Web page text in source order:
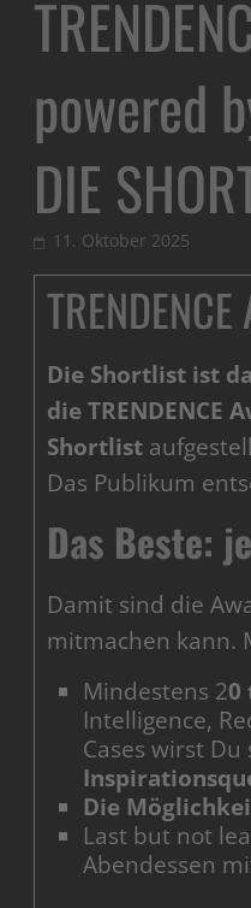
powered
DIE
11. Oktober 2025
Die Shortlist ist
die TRENDENCE
Shortlist
Das Publikum
Das Beste:
Damit sind die
mitmachen kann.
Mindestens 20
Intelligence,
Cases wirst
Die
Last but not
Abendessen